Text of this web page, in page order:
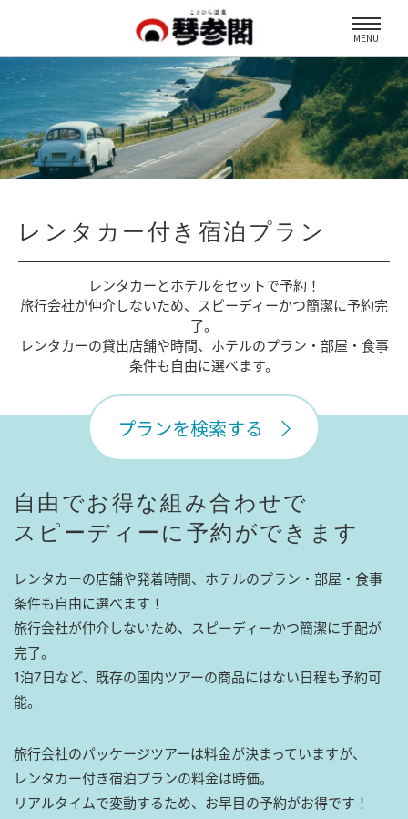
MENU
レンタカー付き宿泊プラン
レンタカーとホテルをセットで予約！
旅行会社が仲介しないため、
スピーディーかつ簡潔に予約完
了。
レンタカーの貸出店舗や時間、 ホテルのプラン・部屋・食事
条件も自由に選べます。
プランを検索する
自由でお得な組み合わせで
スピーディーに予約ができます
レンタカーの店舗や発着時間、ホテルのプラン・部屋・食事
条件も自由に選べます！
旅行会社が仲介しないため、スピーディーかつ簡潔に手配が
完了。
1泊7日など、既存の国内ツアーの商品にはない日程も予約可
能。
旅行会社のパッケージツアーは料金が決まっていますが、
レンタカー付き宿泊プランの料金は時価。
リアルタイムで変動するため、お早目の予約がお得です！